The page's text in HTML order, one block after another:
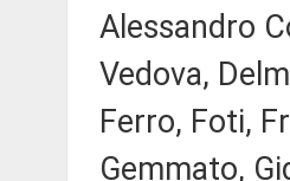
Alessandro
Vedova,
Ferro, Foti,
Gemmato,